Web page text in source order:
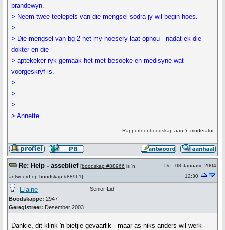
brandewyn.
> Neem twee teelepels van die mengsel sodra jy wil begin hoes.
>
> Die mengsel van bg 2 het my hoesery laat ophou - nadat ek die
dokter en die
> aptekeker ryk gemaak het met besoeke en medisyne wat
voorgeskryf is.
>
>
> --
> Annette
Rapporteer boodskap aan 'n moderator
Re: Help - asseblief [boodskap #88966 is 'n
antwoord op boodskap #88961]
Do., 08 Januarie 2004
12:30
Elaine
Boodskappe: 2947
Geregistreer: Desember 2003
Senior Lid
Dankie, dit klink 'n bietjie gevaarlik - maar as niks anders wil werk